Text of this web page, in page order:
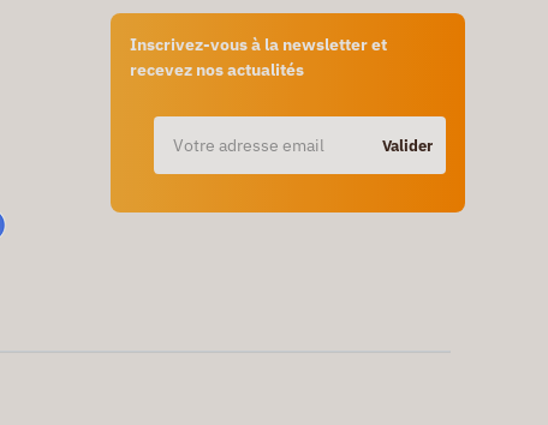
Inscrivez-vous à la newsletter et
recevez nos actualités
Valider